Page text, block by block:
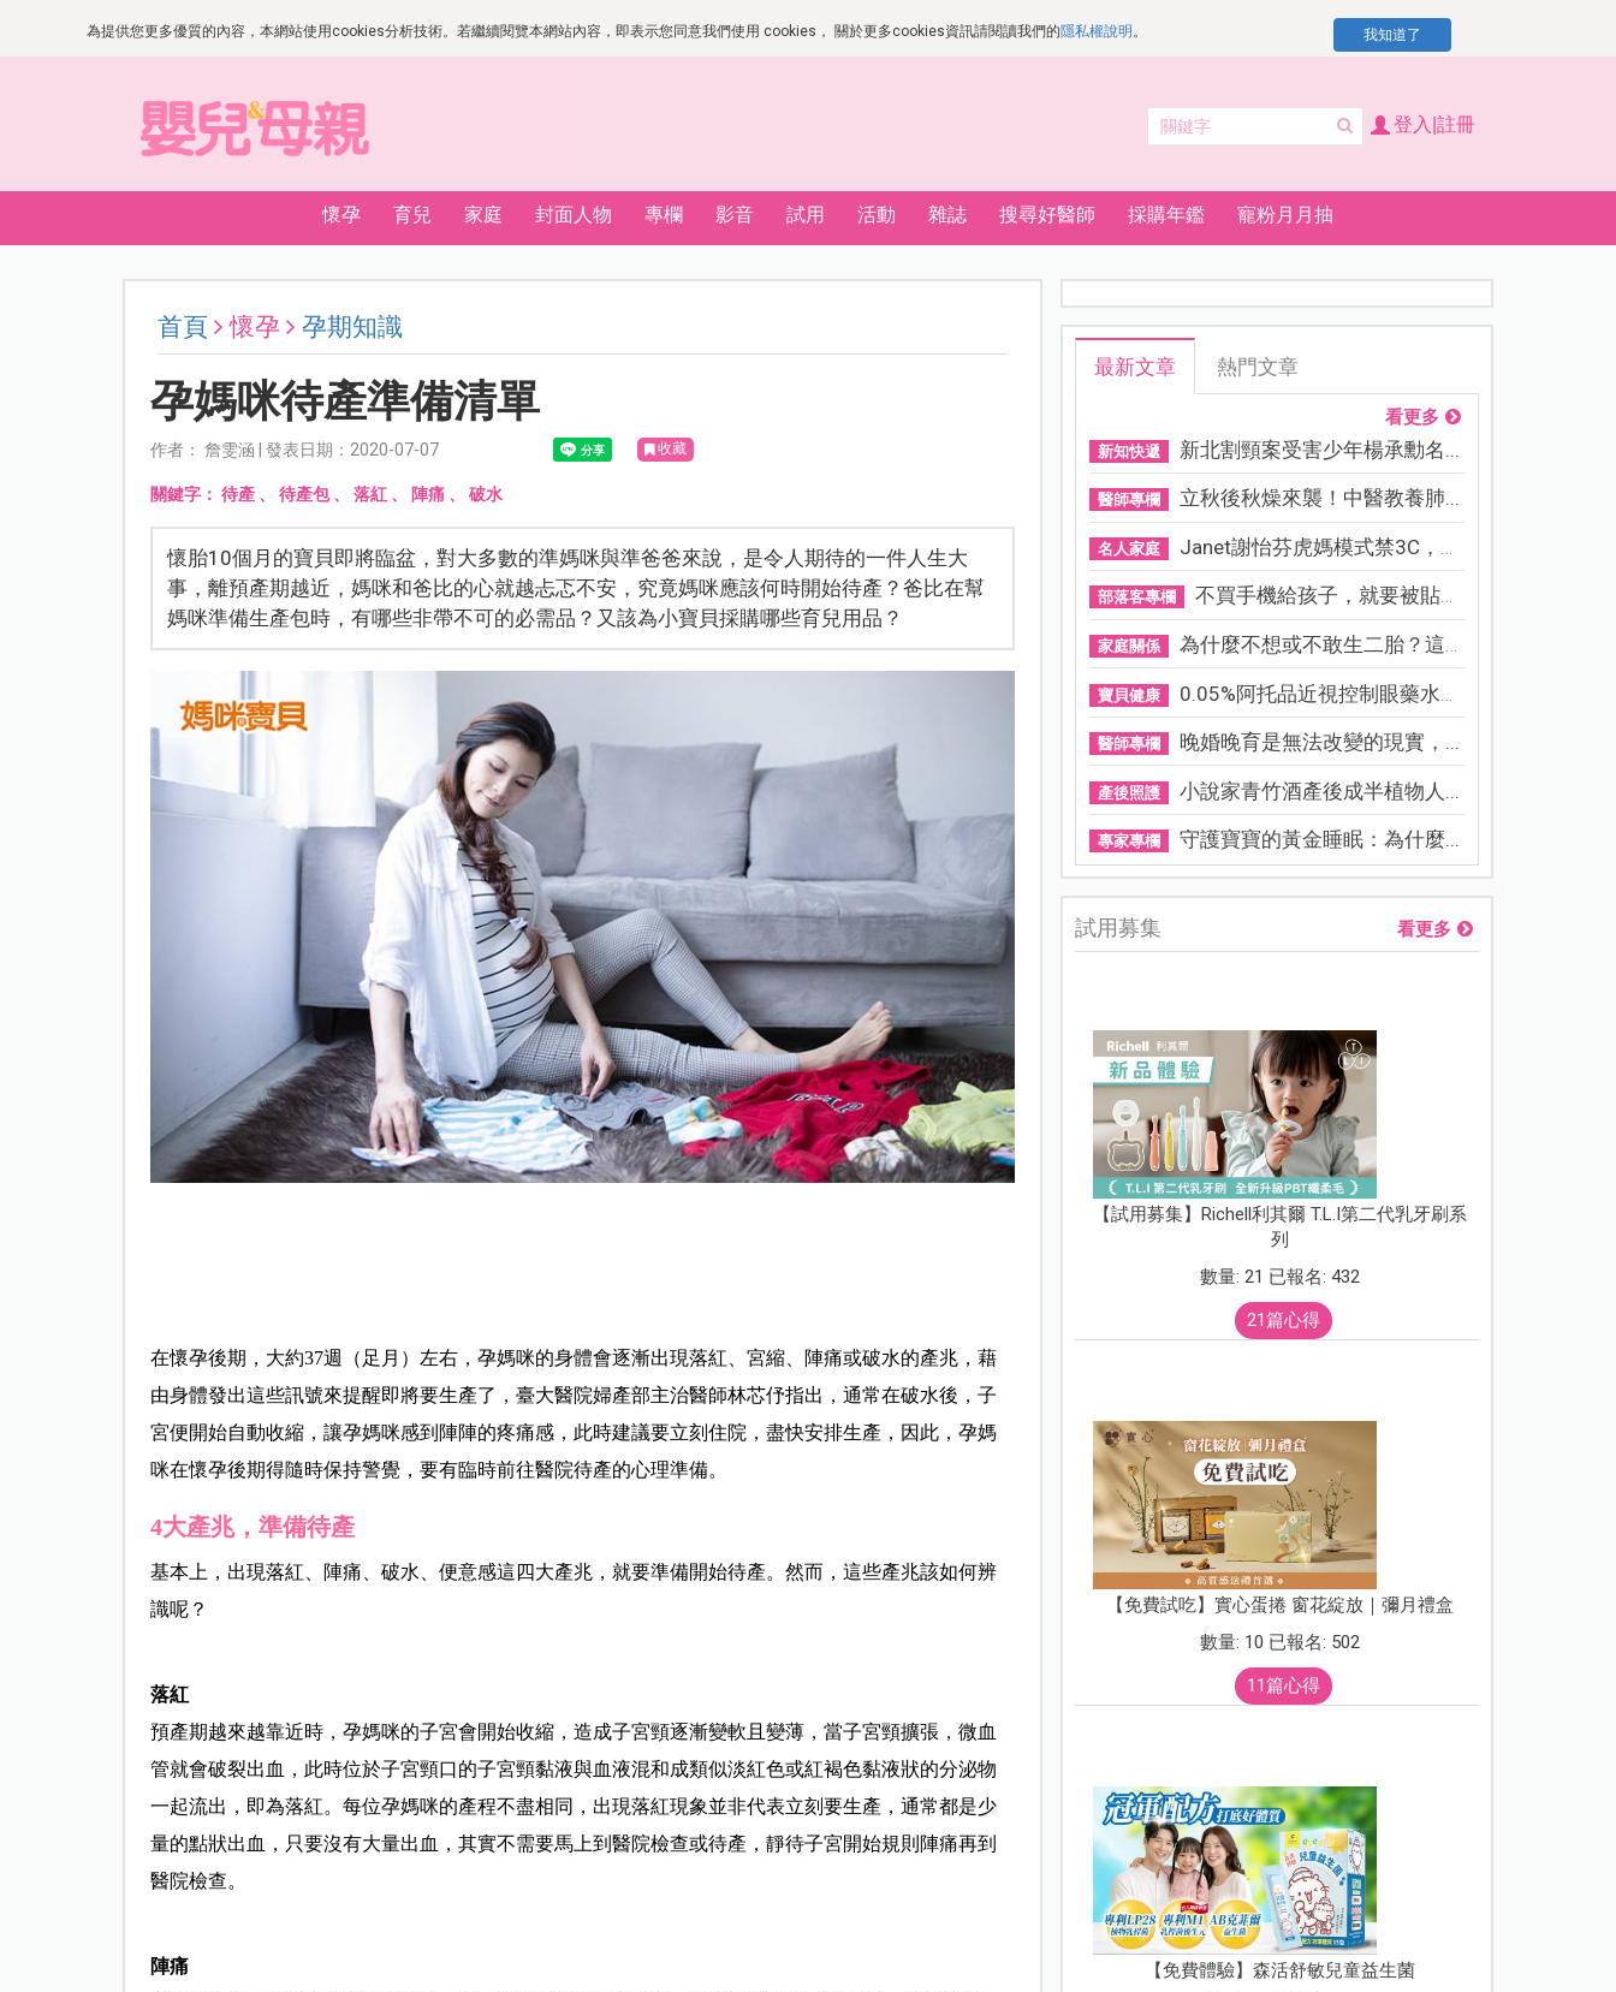
為提供您更多優質的內容，本網站使用cookies分析技術。若繼續閱覽本網站內容，即表示您同意我們使用 cookies， 關於更多cookies資訊請閱讀我們的隱私權說明 。 我知道了
登入|註冊
懷孕 育兒 家庭 封面人物 專欄 影音 試用 活動 雜誌 搜尋好醫師 採購年鑑 寵粉月月抽
首頁 懷孕 孕期知識
孕媽咪待產準備清單
作者： 詹雯涵 | 發表日期：2020-07-07 收藏
關鍵字： 待產、 待產包、 落紅、 陣痛、 破水
懷胎10個月的寶貝即將臨盆，對大多數的準媽咪與準爸爸來說，是令人期待的一件人生大
事，離預產期越近，媽咪和爸比的心就越忐忑不安，究竟媽咪應該何時開始待產？爸比在幫
媽咪準備生產包時，有哪些非帶不可的必需品？又該為小寶貝採購哪些育兒用品？
在懷孕後期，大約37週（足月）左右，孕媽咪的身體會逐漸出現落紅、宮縮、陣痛或破水的產兆，藉
由身體發出這些訊號來提醒即將要生產了，臺大醫院婦產部主治醫師林芯伃指出，通常在破水後，子
宮便開始自動收縮，讓孕媽咪感到陣陣的疼痛感，此時建議要立刻住院，盡快安排生產，因此，孕媽
咪在懷孕後期得隨時保持警覺，要有臨時前往醫院待產的心理準備。
4大產兆，準備待產
基本上，出現落紅、陣痛、破水、便意感這四大產兆，就要準備開始待產。然而，這些產兆該如何辨
識呢？
落紅
預產期越來越靠近時，孕媽咪的子宮會開始收縮，造成子宮頸逐漸變軟且變薄，當子宮頸擴張，微血
管就會破裂出血，此時位於子宮頸口的子宮頸黏液與血液混和成類似淡紅色或紅褐色黏液狀的分泌物
一起流出，即為落紅。每位孕媽咪的產程不盡相同，出現落紅現象並非代表立刻要生產，通常都是少
量的點狀出血，只要沒有大量出血，其實不需要馬上到醫院檢查或待產，靜待子宮開始規則陣痛再到
醫院檢查。
陣痛
最新文章 熱門文章
看更多
新知快遞 新北割頸案受害少年楊承勳名...
醫師專欄 立秋後秋燥來襲！中醫教養肺...
名人家庭 Janet謝怡芬虎媽模式禁3C，看...
部落客專欄 不買手機給孩子，就要被貼「...
家庭關係 為什麼不想或不敢生二胎？這8...
寶貝健康 0.05%阿托品近視控制眼藥水納...
醫師專欄 晚婚晚育是無法改變的現實，...
產後照護 小說家青竹酒產後成半植物人...
專家專欄 守護寶寶的黃金睡眠：為什麼...
試用募集 看更多
【試用募集】Richell利其爾 T.L.I第二代乳牙刷系
列
數量: 21 已報名: 432
21篇心得
【免費試吃】實心蛋捲 窗花綻放｜彌月禮盒
數量: 10 已報名: 502
11篇心得
【免費體驗】森活舒敏兒童益生菌